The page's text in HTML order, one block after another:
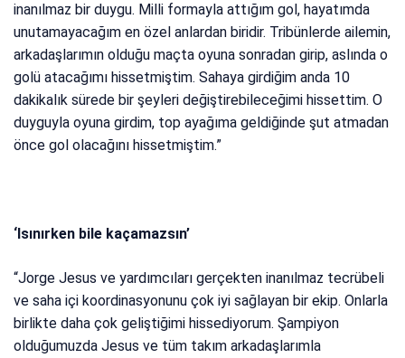
inanılmaz bir duygu. Milli formayla attığım gol, hayatımda
unutamayacağım en özel anlardan biridir. Tribünlerde ailemin,
arkadaşlarımın olduğu maçta oyuna sonradan girip, aslında o
golü atacağımı hissetmiştim. Sahaya girdiğim anda 10
dakikalık sürede bir şeyleri değiştirebileceğimi hissettim. O
duyguyla oyuna girdim, top ayağıma geldiğinde şut atmadan
önce gol olacağını hissetmiştim.”
‘Isınırken bile kaçamazsın’
“Jorge Jesus ve yardımcıları gerçekten inanılmaz tecrübeli
ve saha içi koordinasyonunu çok iyi sağlayan bir ekip. Onlarla
birlikte daha çok geliştiğimi hissediyorum. Şampiyon
olduğumuzda Jesus ve tüm takım arkadaşlarımla